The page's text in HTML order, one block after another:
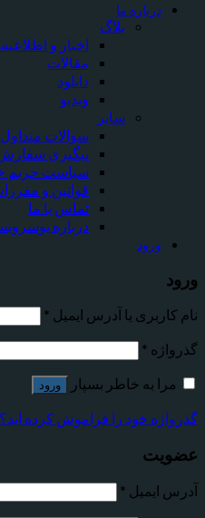
درباره ما
بلاگ
اخبار و
مقالات
دانلود
ویدیو
سایر
سوالات متداول
پیگیری
سیاست
قوانین و
تماس با ما
درباره
ورود
ورود
نام کاربری یا آدرس ایمیل *
گذرواژه *
مرا به خاطر بسپار
ورود
گذرواژه خود را فراموش کرده اید؟
عضویت
آدرس ایمیل *